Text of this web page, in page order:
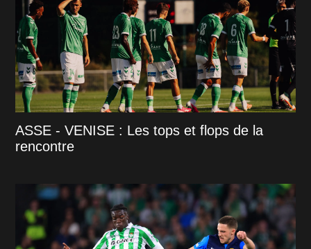
ASSE - VENISE : Les tops et flops de la
rencontre